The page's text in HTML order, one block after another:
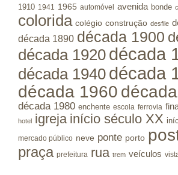
1910 1941 1965 automóvel avenida bonde
colorida colégio construção desfile
década 1890 década 1900
década 1920 década
década 1940 década
década 1960
década 1980 enchente escola ferrovia
hotel igreja início século XX
mercado público neve ponte porto
praça prefeitura rua trem veículos